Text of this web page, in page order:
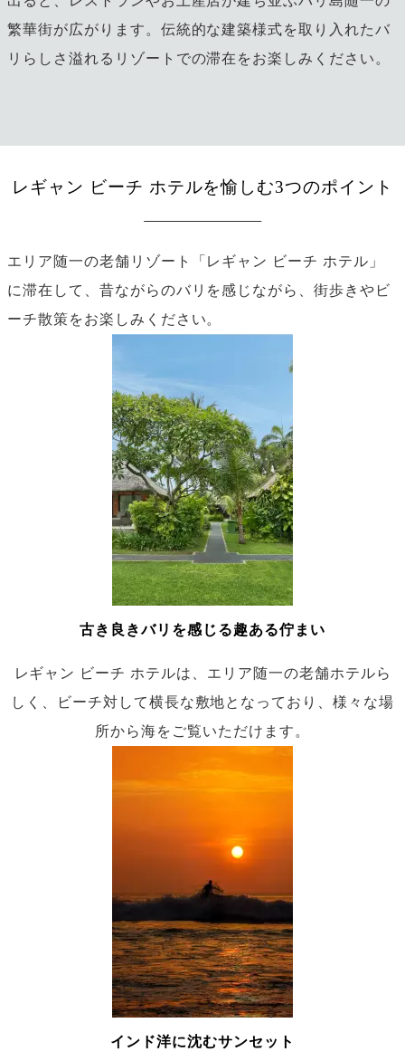
繁華街が広がります。伝統的な建築様式を取り入れたバ
リらしさ溢れるリゾートでの滞在をお楽しみください。
レギャン ビーチ ホテルを愉しむ3つのポイント
エリア随一の老舗リゾート「レギャン ビーチ ホテル」
に滞在して、昔ながらのバリを感じながら、街歩きやビ
ーチ散策をお楽しみください。
古き良きバリを感じる趣ある佇まい
レギャン ビーチ ホテルは、エリア随一の老舗ホテルら
しく、ビーチ対して横長な敷地となっており、様々な場
所から海をご覧いただけます。
インド洋に沈むサンセット